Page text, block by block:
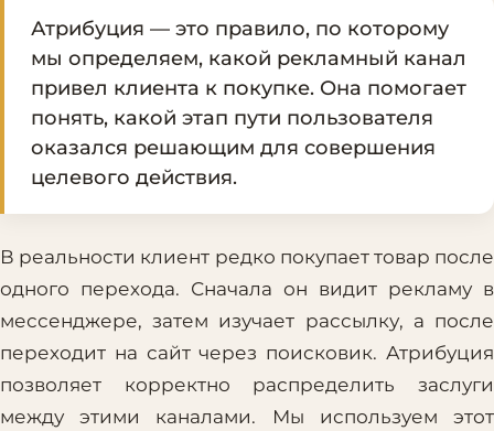
Атрибуция — это правило, по которому
мы определяем, какой рекламный канал
привел клиента к покупке. Она помогает
понять, какой этап пути пользователя
оказался решающим для совершения
целевого действия.
В реальности клиент редко покупает товар после
одного перехода. Сначала он видит рекламу в
мессенджере, затем изучает рассылку, а после
переходит на сайт через поисковик. Атрибуция
позволяет корректно распределить заслуги
между этими каналами. Мы используем этот